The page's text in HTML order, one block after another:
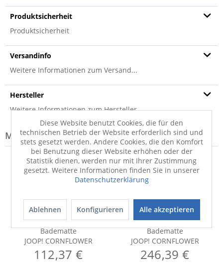
Produktsicherheit
Produktsicherheit
Versandinfo
Weitere Informationen zum Versand...
Hersteller
Weitere Informationen zum Hersteller...
Modell-Familie: CORNFLOWER
Badematte
JOOP! CORNFLOWER
112,37 €
Badematte
JOOP! CORNFLOWER
246,39 €
Diese Website benutzt Cookies, die für den
technischen Betrieb der Website erforderlich sind und
stets gesetzt werden. Andere Cookies, die den Komfort
bei Benutzung dieser Website erhöhen oder der
Statistik dienen, werden nur mit Ihrer Zustimmung
gesetzt. Weitere Informationen finden Sie in unserer
Datenschutzerklärung
Ablehnen Konfigurieren Alle akzeptieren